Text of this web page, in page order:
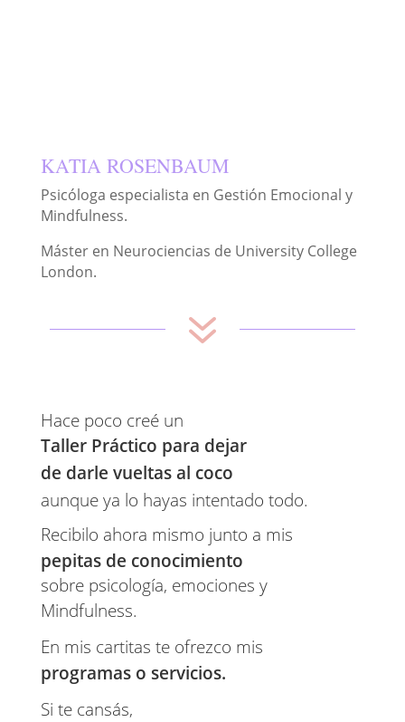
KATIA ROSENBAUM
Psicóloga especialista en Gestión Emocional y
Mindfulness.
Máster en Neurociencias de University College
London.
7
Hace poco creé un
Taller Práctico para dejar
de darle vueltas al coco
aunque ya lo hayas intentado todo.
Recibilo ahora mismo junto a mis
pepitas de conocimiento
sobre psicología, emociones y
Mindfulness.
En mis cartitas te ofrezco mis
programas o servicios.
Si te cansás,